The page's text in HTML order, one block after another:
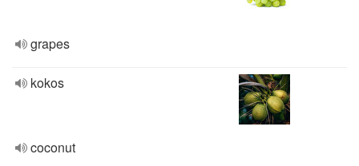
grapes
kokos
coconut